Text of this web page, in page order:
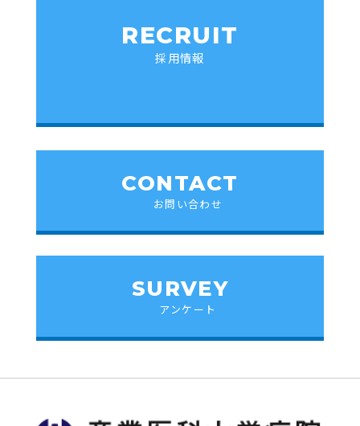
RECRUIT
採用情報
CONTACT
お問い合わせ
SURVEY
アンケート